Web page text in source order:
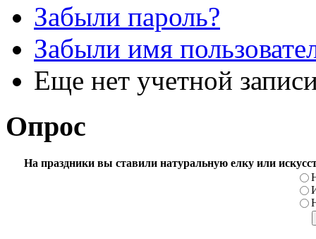
Забыли пароль?
Забыли имя
Еще нет учетной
Опрос
На праздники вы ставили натуральную елку или